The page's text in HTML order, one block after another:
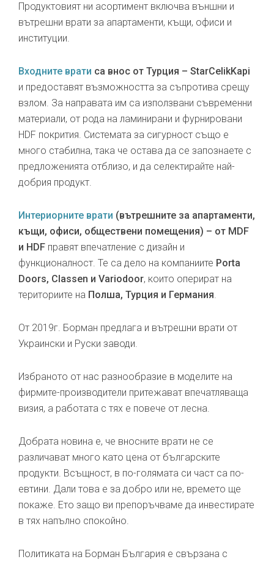
Продуктовият ни асортимент включва външни и
вътрешни врати за апартаменти, къщи, офиси и
институции.
Входните врати са внос от Турция – StarCelikKapi
и предоставят възможността за съпротива срещу
взлом. За направата им са използвани съвременни
материали, от рода на ламинирани и фурнировани
HDF покрития. Системата за сигурност също е
много стабилна, така че остава да се запознаете с
предложенията отблизо, и да селектирайте най-
добрия продукт.
Интериорните врати (вътрешните за апартаменти,
къщи, офиси, обществени помещения) – от MDF
и HDF правят впечатление с дизайн и
функционалност. Те са дело на компаниите Porta
Doors, Classen и Variodoor, които оперират на
териториите на Полша, Турция и Германия.
От 2019г. Борман предлага и вътрешни врати от
Украински и Руски заводи.
Избраното от нас разнообразие в моделите на
фирмите-производители притежават впечатляваща
визия, а работата с тях е повече от лесна.
Добрата новина е, че вносните врати не се
различават много като цена от българските
продукти. Всъщност, в по-голямата си част са по-
евтини. Дали това е за добро или не, времето ще
покаже. Ето защо ви препоръчваме да инвестирате
в тях напълно спокойно.
Политиката на Борман България е свързана с